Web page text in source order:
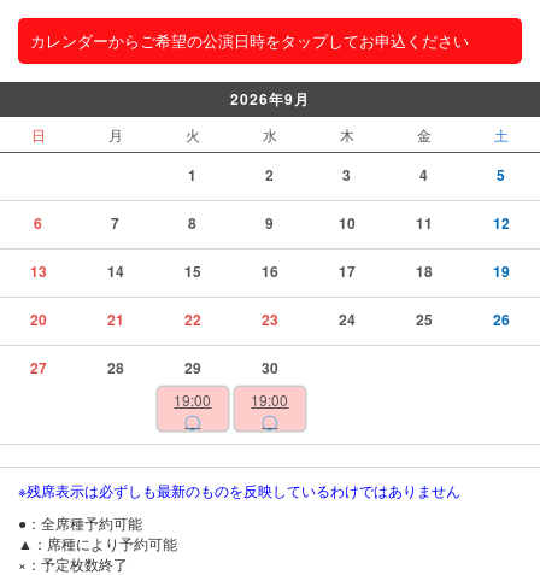
カレンダーからご希望の公演日時をタップしてお申込ください
2026年9月
日 月 火 水 木 金 土
1 2 3 4 5
6 7 8 9 10 11 12
13 14 15 16 17 18 19
20 21 22 23 24 25 26
27 28 29
19:00
◯
30
19:00
◯
※残席表示は必ずしも最新のものを反映しているわけではありません
●：全席種予約可能
▲：席種により予約可能
×：予定枚数終了